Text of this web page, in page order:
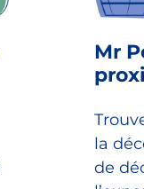
Mr
la
de